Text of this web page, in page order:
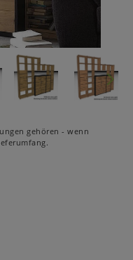
gehören - wenn